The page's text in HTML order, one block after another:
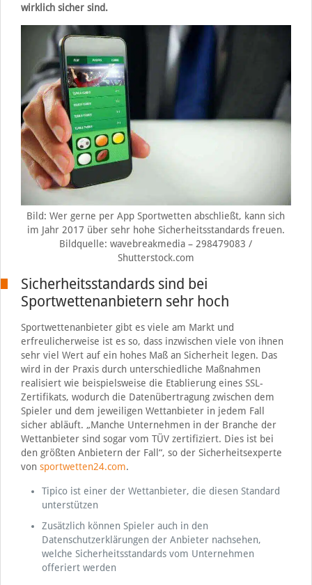
wirklich sicher sind.
Bild: Wer gerne per App Sportwetten abschließt, kann sich
im Jahr 2017 über sehr hohe Sicherheitsstandards freuen.
Bildquelle: wavebreakmedia – 298479083 /
Shutterstock.com
Sicherheitsstandards sind bei
Sportwettenanbietern sehr hoch
Sportwettenanbieter gibt es viele am Markt und
erfreulicherweise ist es so, dass inzwischen viele von ihnen
sehr viel Wert auf ein hohes Maß an Sicherheit legen. Das
wird in der Praxis durch unterschiedliche Maßnahmen
realisiert wie beispielsweise die Etablierung eines SSL-
Zertifikats, wodurch die Datenübertragung zwischen dem
Spieler und dem jeweiligen Wettanbieter in jedem Fall
sicher abläuft. „Manche Unternehmen in der Branche der
Wettanbieter sind sogar vom TÜV zertifiziert. Dies ist bei
den größten Anbietern der Fall“, so der Sicherheitsexperte
von sportwetten24.com.
Tipico ist einer der Wettanbieter, die diesen Standard
unterstützen
Zusätzlich können Spieler auch in den
Datenschutzerklärungen der Anbieter nachsehen,
welche Sicherheitsstandards vom Unternehmen
offeriert werden